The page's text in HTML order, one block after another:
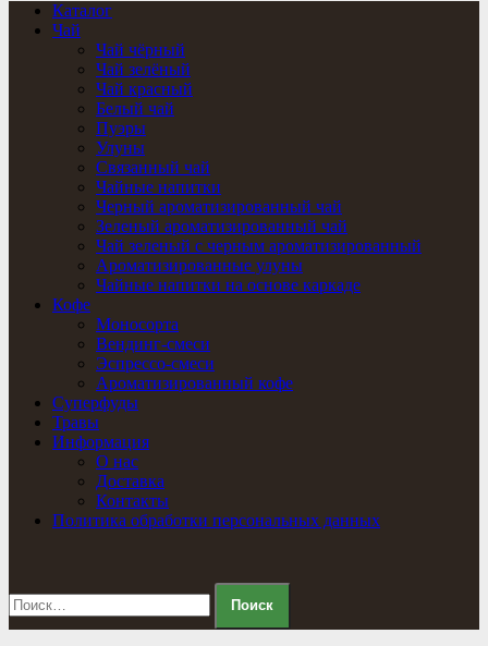
Каталог
Чай
Чай чёрный
Чай зелёный
Чай красный
Белый чай
Пуэры
Улуны
Связанный чай
Чайные напитки
Черный ароматизированный чай
Зеленый ароматизированный чай
Чай зеленый с черным ароматизированный
Ароматизированные улуны
Чайные напитки на основе каркаде
Кофе
Моносорта
Вендинг-смеси
Эспрессо-смеси
Ароматизированный кофе
Суперфуды
Травы
Информация
О нас
Доставка
Контакты
Политика обработки персональных данных
Найти: